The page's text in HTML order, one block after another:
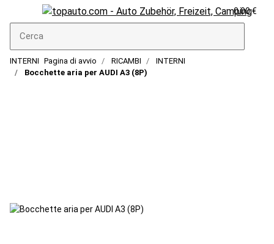
0,00 €
INTERNI Pagina di avvio RICAMBI
INTERNI
Bocchette aria per AUDI A3 (8P)